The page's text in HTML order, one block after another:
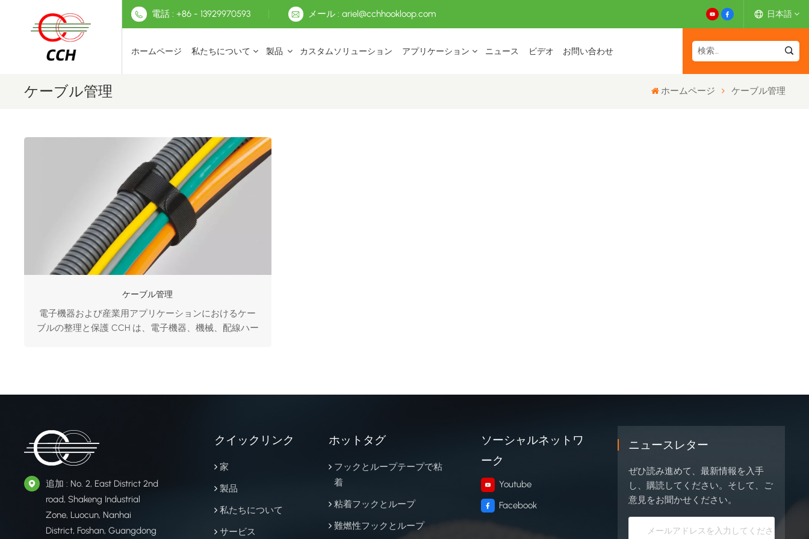
電話 : +86 - 13929970593 メール : ariel@cchhookloop.com 日本語
English
ホームページ 私たちについて 製品 カスタムソリューション アプリケーション ニュース ビデオ お問い合わせ
ケーブル管理 ホームページ ケーブル管理
ケーブル管理
電子機器および産業用アプリケーションにおけるケー
ブルの整理と保護 CCH は、電子機器、機械、配線ハー
追加 : No. 2, East District 2nd
road, Shakeng Industrial
Zone, Luocun, Nanhai
District, Foshan, Guangdong
クイックリンク
家
製品
私たちについて
サービス
ホットタグ
フックとループテープで粘
着
粘着フックとループ
難燃性フックとループ
ソーシャルネットワ
ーク
Youtube
Facebook
ニュースレター
ぜひ読み進めて、最新情報を入手
し、購読してください。そして、ご
意見をお聞かせください。